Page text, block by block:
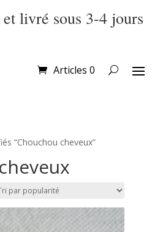
livré sous 3-4 jours
Articles 0
“Chouchou cheveux”